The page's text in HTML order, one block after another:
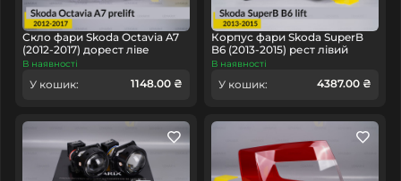
заміни ДХО прямо наСклоФар . Якщо вам потрібна
допомога у встановленні лінз, світловодів пропонуємо
нашихпартнерів.
Скло фари Skoda Octavia A7
(2012-2017) дорест ліве
В наявності
У кошик: 1148.00 ₴
Корпус фари Skoda SuperB
B6 (2013-2015) рест лівий
В наявності
У кошик: 4387.00 ₴